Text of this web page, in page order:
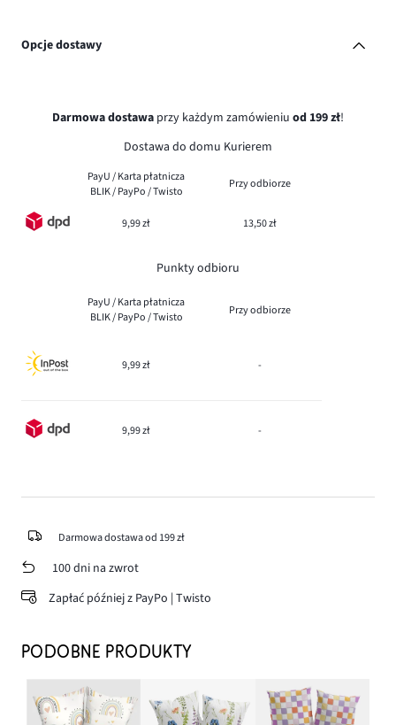
Opcje dostawy
Darmowa dostawa przy każdym zamówieniu od 199 zł!
Dostawa do domu Kurierem
PayU / Karta płatnicza
BLIK / PayPo / Twisto
Przy odbiorze
9,99 zł 13,50 zł
Punkty odbioru
PayU / Karta płatnicza
BLIK / PayPo / Twisto
Przy odbiorze
9,99 zł -
9,99 zł -
Darmowa dostawa od 199 zł
100 dni na zwrot
Zapłać później z PayPo | Twisto
PODOBNE PRODUKTY